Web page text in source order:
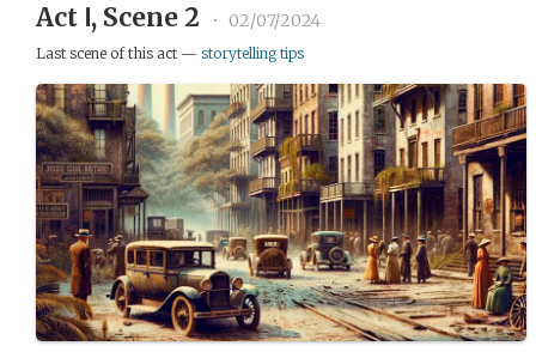
Act Ⅰ, Scene 2 • 02/07/2024
Last scene of this act — storytelling tips